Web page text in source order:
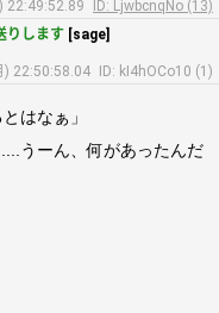
22:49:52.89
ID: LjwbcnqNo (13)
りします [sage]
22:50:58.04
ID: kI4hOCo10 (1)
はなぁ」
うーん、何があったんだ